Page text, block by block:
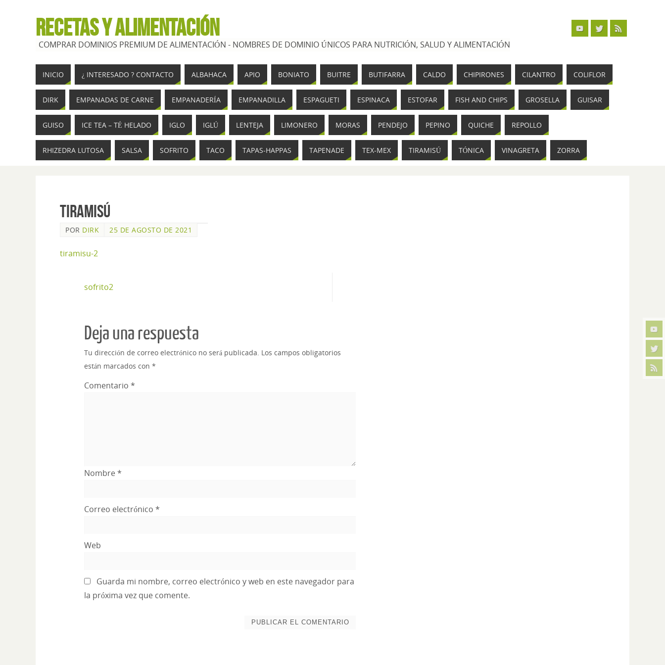
RECETAS Y ALIMENTACIÓN
COMPRAR DOMINIOS PREMIUM DE ALIMENTACIÓN - NOMBRES DE DOMINIO ÚNICOS PARA NUTRICIÓN, SALUD Y ALIMENTACIÓN
INICIO ¿ INTERESADO ? CONTACTO ALBAHACA APIO BONIATO BUITRE BUTIFARRA CALDO CHIPIRONES CILANTRO COLIFLOR
DIRK EMPANADAS DE CARNE EMPANADERÍA EMPANADILLA ESPAGUETI ESPINACA ESTOFAR FISH AND CHIPS GROSELLA GUISAR
GUISO ICE TEA – TÉ HELADO IGLO IGLÚ LENTEJA LIMONERO MORAS PENDEJO PEPINO QUICHE REPOLLO
RHIZEDRA LUTOSA SALSA SOFRITO TACO TAPAS-HAPPAS TAPENADE TEX-MEX TIRAMISÚ TÓNICA VINAGRETA ZORRA
Tiramisú
POR DIRK 25 DE AGOSTO DE 2021
tiramisu-2
sofrito2
Deja una respuesta
Tu dirección de correo electrónico no será publicada. Los campos obligatorios
están marcados con *
Comentario *
Nombre*
Correo electrónico *
Web
Guarda mi nombre, correo electrónico y web en este navegador para
la próxima vez que comente.